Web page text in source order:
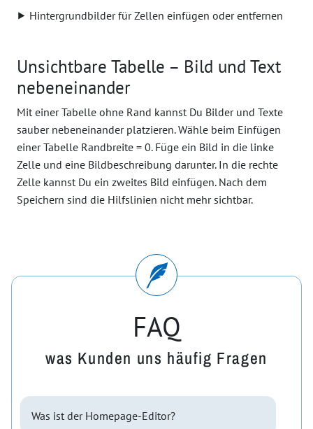
⯈ Hintergrundbilder für Zellen einfügen oder entfernen
Unsichtbare Tabelle – Bild und Text
nebeneinander
Mit einer Tabelle ohne Rand kannst Du Bilder und Texte
sauber nebeneinander platzieren. Wähle beim Einfügen
einer Tabelle Randbreite = 0. Füge ein Bild in die linke
Zelle und eine Bildbeschreibung darunter. In die rechte
Zelle kannst Du ein zweites Bild einfügen. Nach dem
Speichern sind die Hilfslinien nicht mehr sichtbar.
FAQ
was Kunden uns häufig Fragen
Was ist der Homepage-Editor?